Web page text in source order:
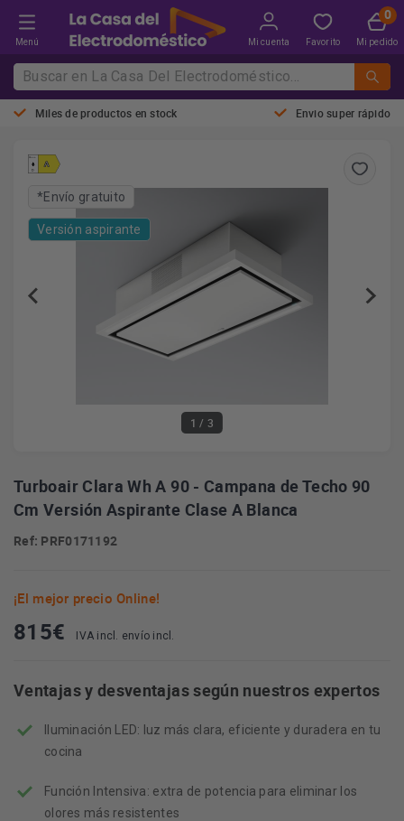
Menú Mi cuenta Favorito Mi pedido
Miles de productos en stock Envio super rápido
1 / 3
*Envío gratuito
Versión aspirante
Turboair Clara Wh A 90 - Campana de Techo 90
Cm Versión Aspirante Clase A Blanca
Ref: PRF0171192
¡El mejor precio Online!
815€ IVA incl. envío incl.
Ventajas y desventajas según nuestros expertos
Iluminación LED: luz más clara, eficiente y duradera en tu
cocina
Función Intensiva: extra de potencia para eliminar los
olores más resistentes